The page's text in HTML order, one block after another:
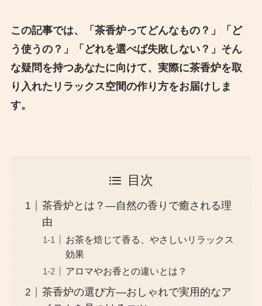
この記事では、「茶香炉ってどんなもの？」「ど
う使うの？」「どれを選べば失敗しない？」そん
な疑問を持つあなたに向けて、実際に茶香炉を取
り入れたリラックス空間の作り方をお届けしま
す。
目次
茶香炉とは？―自然の香りで癒される理
由
お茶を焙じて香る、やさしいリラックス
効果
アロマやお香との違いとは？
茶香炉の選び方―おしゃれで実用的なア